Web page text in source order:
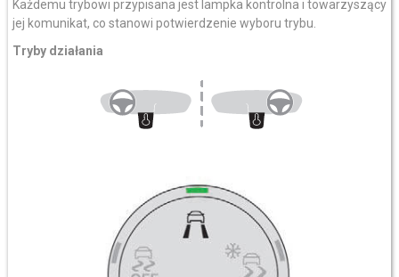
Każdemu trybowi przypisana jest lampka kontrolna i towarzyszący
jej komunikat, co stanowi potwierdzenie wyboru trybu.
Tryby działania